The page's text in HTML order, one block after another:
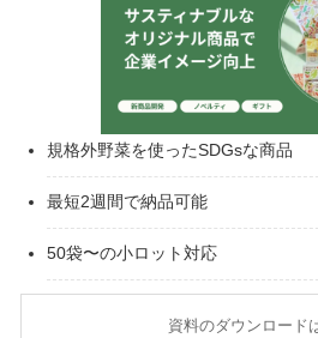
規格外野菜を使ったSDGsな商品
最短2週間で納品可能
50袋〜の小ロット対応
資料のダウンロード